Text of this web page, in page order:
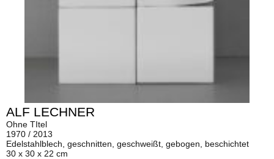
ALF LECHNER
Ohne TItel
1970 / 2013
Edelstahlblech, geschnitten, geschweißt, gebogen, beschichtet
30 x 30 x 22 cm